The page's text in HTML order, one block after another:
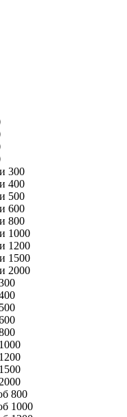
300
400
500
600
800
1000
1200
1500
2000
800
1000